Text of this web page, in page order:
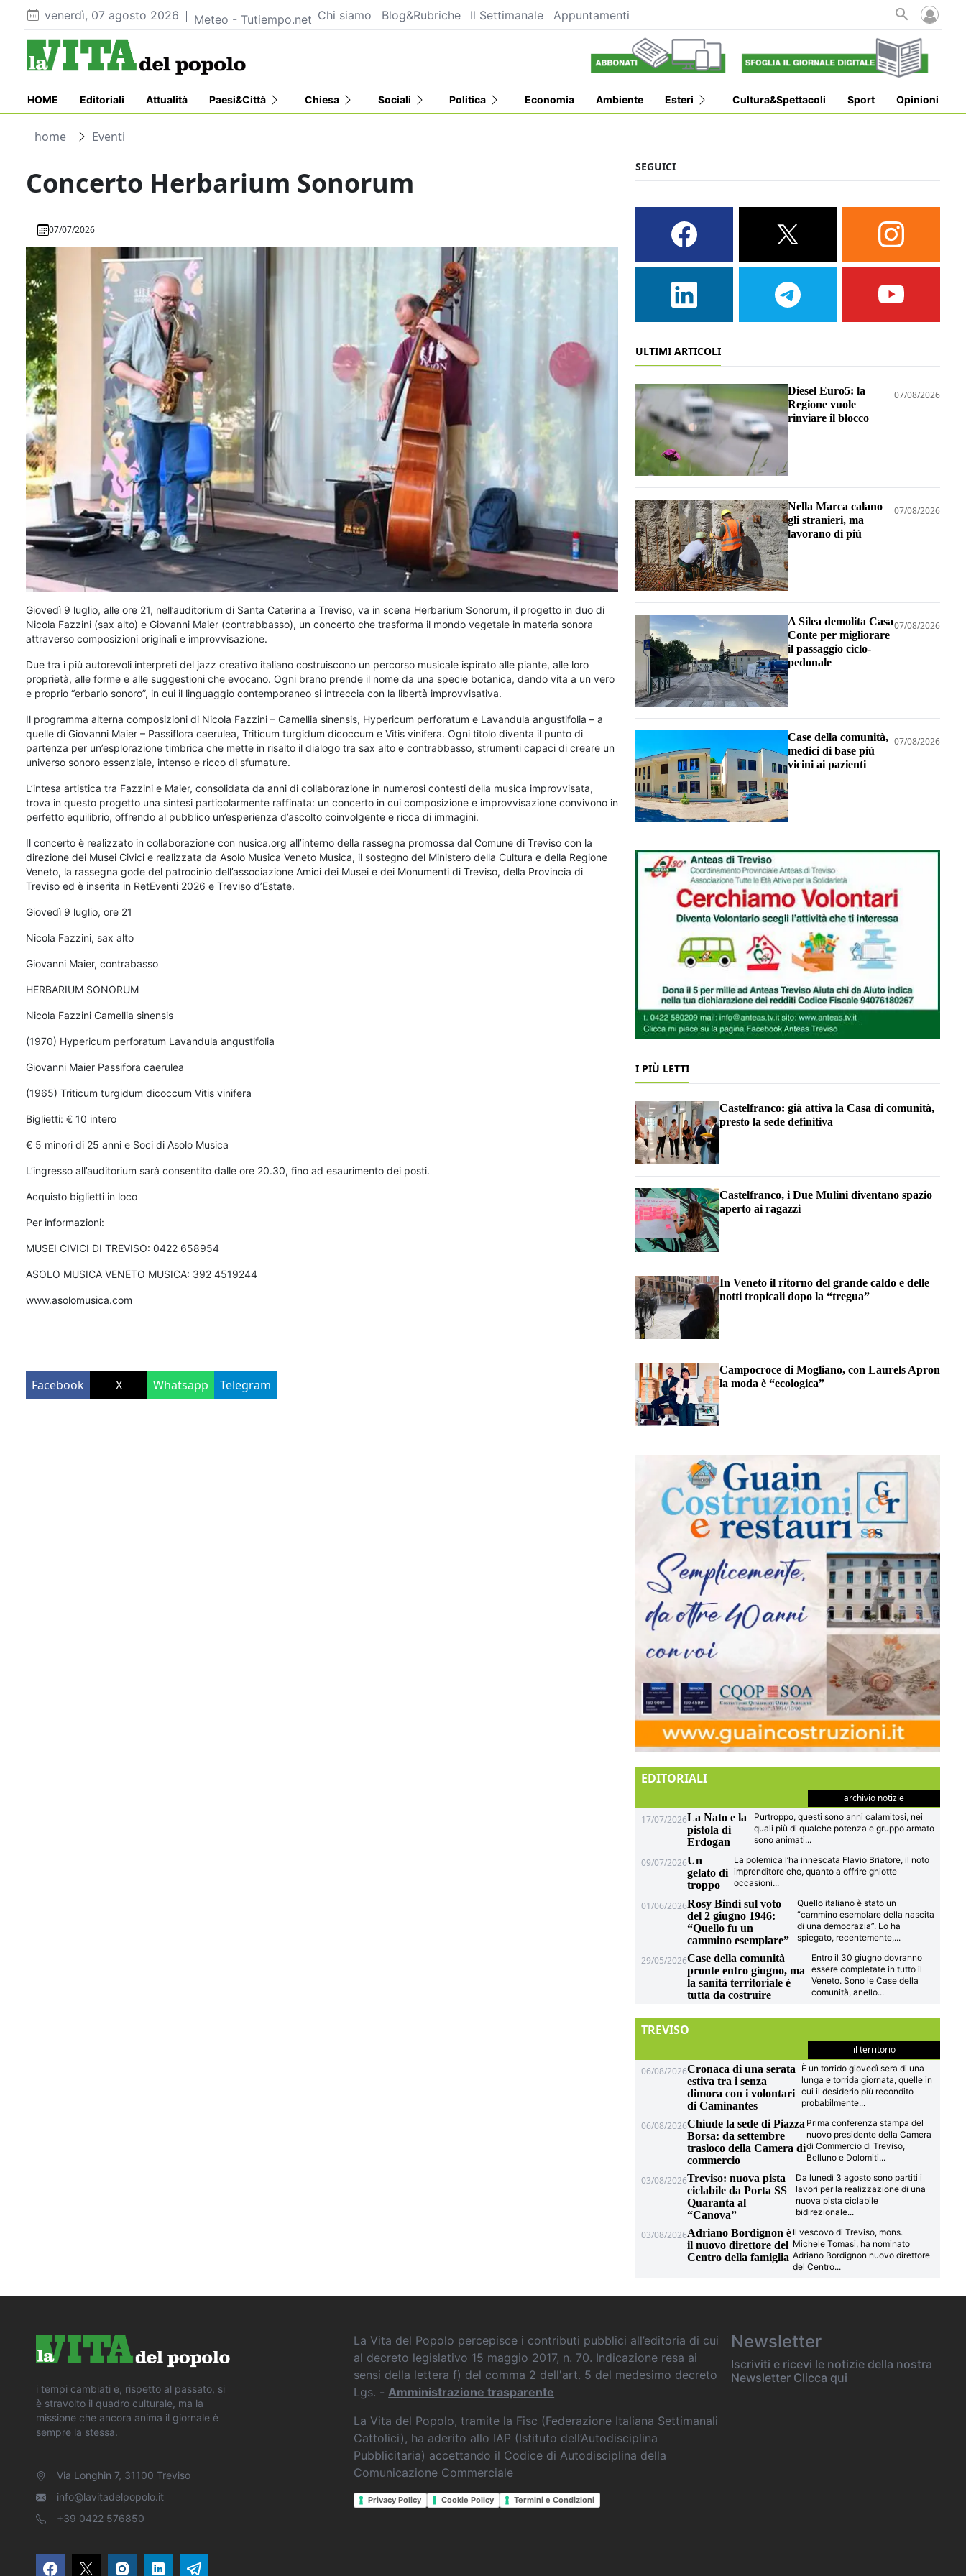
venerdì, 07 agosto 2026 Meteo - Tutiempo.net Chi siamo Blog&Rubriche Il Settimanale Appuntamenti
HOME Editoriali Attualità Paesi&Città Chiesa Sociali Politica Economia Ambiente Esteri Cultura&Spettacoli Sport Opinioni
home Eventi
Concerto Herbarium Sonorum
07/07/2026
Giovedì 9 luglio, alle ore 21, nell’auditorium di Santa Caterina a Treviso, va in scena Herbarium Sonorum, il progetto in duo di
Nicola Fazzini (sax alto) e Giovanni Maier (contrabbasso), un concerto che trasforma il mondo vegetale in materia sonora
attraverso composizioni originali e improvvisazione.
Due tra i più autorevoli interpreti del jazz creativo italiano costruiscono un percorso musicale ispirato alle piante, alle loro
proprietà, alle forme e alle suggestioni che evocano. Ogni brano prende il nome da una specie botanica, dando vita a un vero
e proprio “erbario sonoro”, in cui il linguaggio contemporaneo si intreccia con la libertà improvvisativa.
Il programma alterna composizioni di Nicola Fazzini – Camellia sinensis, Hypericum perforatum e Lavandula angustifolia – a
quelle di Giovanni Maier – Passiflora caerulea, Triticum turgidum dicoccum e Vitis vinifera. Ogni titolo diventa il punto di
partenza per un’esplorazione timbrica che mette in risalto il dialogo tra sax alto e contrabbasso, strumenti capaci di creare un
universo sonoro essenziale, intenso e ricco di sfumature.
L’intesa artistica tra Fazzini e Maier, consolidata da anni di collaborazione in numerosi contesti della musica improvvisata,
trova in questo progetto una sintesi particolarmente raffinata: un concerto in cui composizione e improvvisazione convivono in
perfetto equilibrio, offrendo al pubblico un’esperienza d’ascolto coinvolgente e ricca di immagini.
Il concerto è realizzato in collaborazione con nusica.org all’interno della rassegna promossa dal Comune di Treviso con la
direzione dei Musei Civici e realizzata da Asolo Musica Veneto Musica, il sostegno del Ministero della Cultura e della Regione
Veneto, la rassegna gode del patrocinio dell’associazione Amici dei Musei e dei Monumenti di Treviso, della Provincia di
Treviso ed è inserita in RetEventi 2026 e Treviso d’Estate.
Giovedì 9 luglio, ore 21
Nicola Fazzini, sax alto
Giovanni Maier, contrabasso
HERBARIUM SONORUM
Nicola Fazzini Camellia sinensis
(1970) Hypericum perforatum Lavandula angustifolia
Giovanni Maier Passifora caerulea
(1965) Triticum turgidum dicoccum Vitis vinifera
Biglietti: € 10 intero
€ 5 minori di 25 anni e Soci di Asolo Musica
L’ingresso all’auditorium sarà consentito dalle ore 20.30, fino ad esaurimento dei posti.
Acquisto biglietti in loco
Per informazioni:
MUSEI CIVICI DI TREVISO: 0422 658954
ASOLO MUSICA VENETO MUSICA: 392 4519244
www.asolomusica.com
Facebook X Whatsapp Telegram
SEGUICI
ULTIMI ARTICOLI
Diesel Euro5: la
Regione vuole
rinviare il blocco
07/08/2026
Nella Marca calano
gli stranieri, ma
lavorano di più
07/08/2026
A Silea demolita Casa
Conte per migliorare
il passaggio ciclo-
pedonale
07/08/2026
Case della comunità,
medici di base più
vicini ai pazienti
07/08/2026
I PIÙ LETTI
Castelfranco: già attiva la Casa di comunità,
presto la sede definitiva
Castelfranco, i Due Mulini diventano spazio
aperto ai ragazzi
In Veneto il ritorno del grande caldo e delle
notti tropicali dopo la “tregua”
Campocroce di Mogliano, con Laurels Apron
la moda è “ecologica”
EDITORIALI
archivio notizie
17/07/2026La Nato e la
pistola di
Erdogan
Purtroppo, questi sono anni calamitosi, nei
quali più di qualche potenza e gruppo armato
sono animati...
09/07/2026Un
gelato di
troppo
La polemica l’ha innescata Flavio Briatore, il noto
imprenditore che, quanto a offrire ghiotte
occasioni...
01/06/2026Rosy Bindi sul voto
del 2 giugno 1946:
“Quello fu un
cammino esemplare”
Quello italiano è stato un
“cammino esemplare della nascita
di una democrazia”. Lo ha
spiegato, recentemente,...
29/05/2026Case della comunità
pronte entro giugno, ma
la sanità territoriale è
tutta da costruire
Entro il 30 giugno dovranno
essere completate in tutto il
Veneto. Sono le Case della
comunità, anello...
TREVISO
il territorio
06/08/2026Cronaca di una serata
estiva tra i senza
dimora con i volontari
di Caminantes
È un torrido giovedì sera di una
lunga e torrida giornata, quelle in
cui il desiderio più recondito
probabilmente...
06/08/2026Chiude la sede di Piazza
Borsa: da settembre
trasloco della Camera di
commercio
Prima conferenza stampa del
nuovo presidente della Camera
di Commercio di Treviso,
Belluno e Dolomiti...
03/08/2026Treviso: nuova pista
ciclabile da Porta SS
Quaranta al
“Canova”
Da lunedì 3 agosto sono partiti i
lavori per la realizzazione di una
nuova pista ciclabile
bidirezionale...
03/08/2026Adriano Bordignon è
il nuovo direttore del
Centro della famiglia
Il vescovo di Treviso, mons.
Michele Tomasi, ha nominato
Adriano Bordignon nuovo direttore
del Centro...
i tempi cambiati e, rispetto al passato, si
è stravolto il quadro culturale, ma la
missione che ancora anima il giornale è
sempre la stessa.
Via Longhin 7, 31100 Treviso
info@lavitadelpopolo.it
+39 0422 576850
La Vita del Popolo percepisce i contributi pubblici all’editoria di cui
al decreto legislativo 15 maggio 2017, n. 70. Indicazione resa ai
sensi della lettera f) del comma 2 dell'art. 5 del medesimo decreto
Lgs. -Amministrazione trasparente
La Vita del Popolo, tramite la Fisc (Federazione Italiana Settimanali
Cattolici), ha aderito allo IAP (Istituto dell’Autodisciplina
Pubblicitaria) accettando il Codice di Autodisciplina della
Comunicazione Commerciale
Privacy Policy Cookie Policy Termini e Condizioni
Newsletter
Iscriviti e ricevi le notizie della nostra
Newsletter Clicca qui